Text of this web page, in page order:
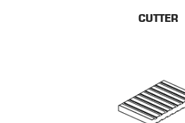
CUTTER